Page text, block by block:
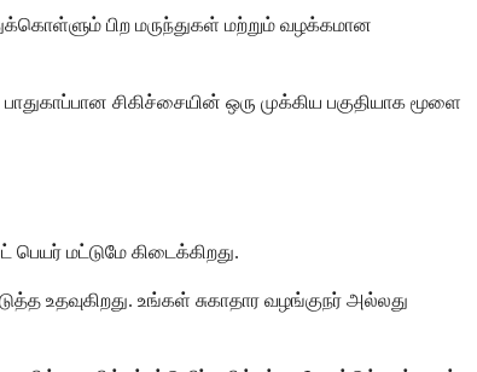
பிற மருந்துகள் மற்றும் வழக்கமான
சிகிச்சையின் ஒரு முக்கிய பகுதியாக மூளை
மட்டுமே கிடைக்கிறது.
உதவுகிறது. உங்கள் சுகாதார வழங்குநர் அல்லது